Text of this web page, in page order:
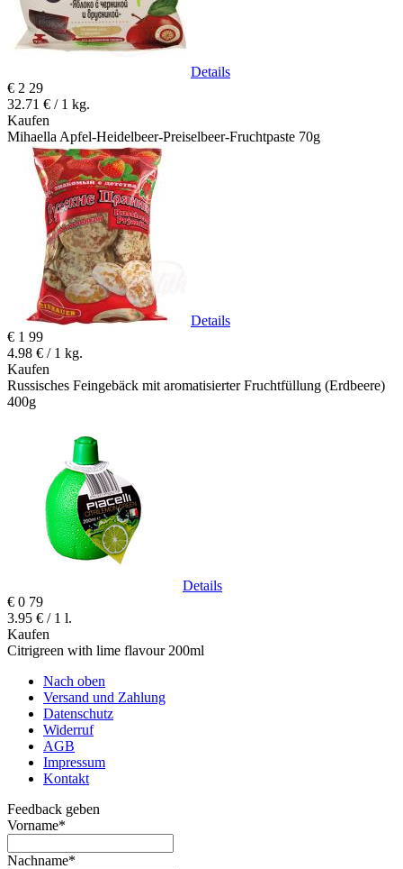
Details
€ 2 29
32.71 € / 1 kg.
Kaufen
Mihaella Apfel-Heidelbeer-Preiselbeer-Fruchtpaste 70g
Details
€ 1 99
4.98 € / 1 kg.
Kaufen
Russisches Feingebäck mit aromatisierter Fruchtfüllung (Erdbeere)
400g
Details
€ 0 79
3.95 € / 1 l.
Kaufen
Citrigreen with lime flavour 200ml
Nach oben
Versand und Zahlung
Datenschutz
Widerruf
AGB
Impressum
Kontakt
Feedback geben
Vorname*
Nachname*